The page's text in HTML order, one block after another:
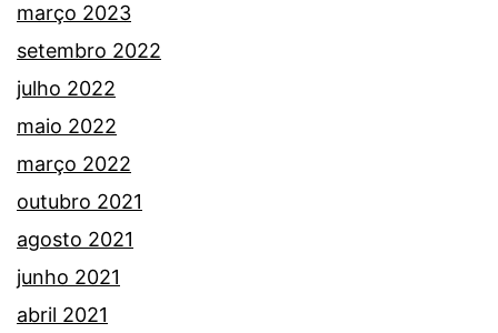
março 2023
setembro 2022
julho 2022
maio 2022
março 2022
outubro 2021
agosto 2021
junho 2021
abril 2021